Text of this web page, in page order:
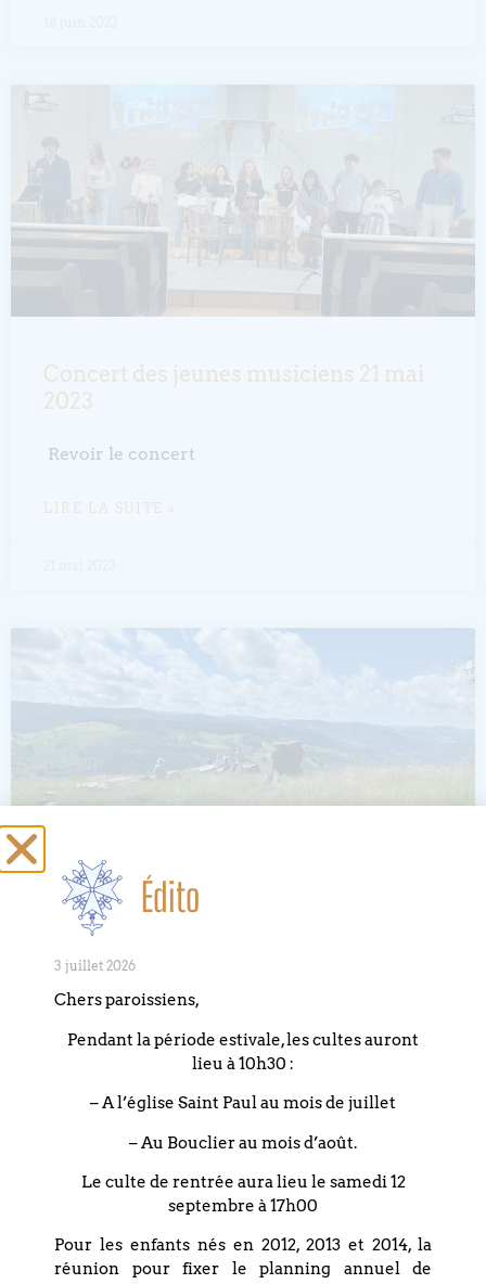
Concert des jeunes musiciens 21 mai
2023
Revoir le concert
LIRE LA SUITE »
Randonnées à LA BRESSE du 28 juin
au 30 juin 2024
LIRE LA SUITE »
Concert de l’Ensemble K
Autour de la musique française et de la poésie
Nathanaël, récitant Elodie Haas, violon Marie
Édito
3 juillet 2026
Chers paroissiens,
Pendant la période estivale, les cultes auront
lieu à 10h30 :
– A l’église Saint Paul au mois de juillet
– Au Bouclier au mois d’août.
Le culte de rentrée aura lieu le samedi 12
septembre à 17h00
Pour les enfants nés en 2012, 2013 et 2014, la
réunion pour fixer le planning annuel de